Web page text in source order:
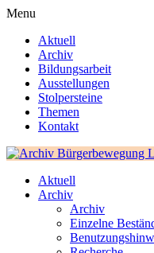
Menu
Aktuell
Archiv
Bildungsarbeit
Ausstellungen
Stolpersteine
Themen
Kontakt
Aktuell
Archiv
Archiv
Einzelne